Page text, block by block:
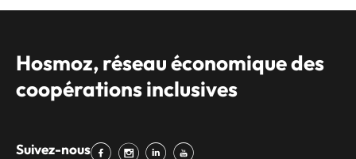
Hosmoz, réseau économique des
coopérations inclusives
Suivez-nous